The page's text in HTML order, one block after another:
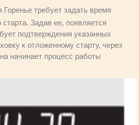
Горенье требует задать время
старта. Задав ее, появляется
подтверждения указанных
к отложенному старту, через
начинает процесс работы